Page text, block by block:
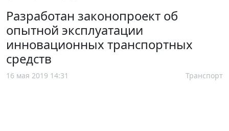
Разработан законопроект об
опытной эксплуатации
инновационных транспортных
средств
16 мая 2019 14:31 Транспорт